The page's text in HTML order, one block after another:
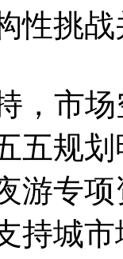
性挑
，市
五规
游专
持城